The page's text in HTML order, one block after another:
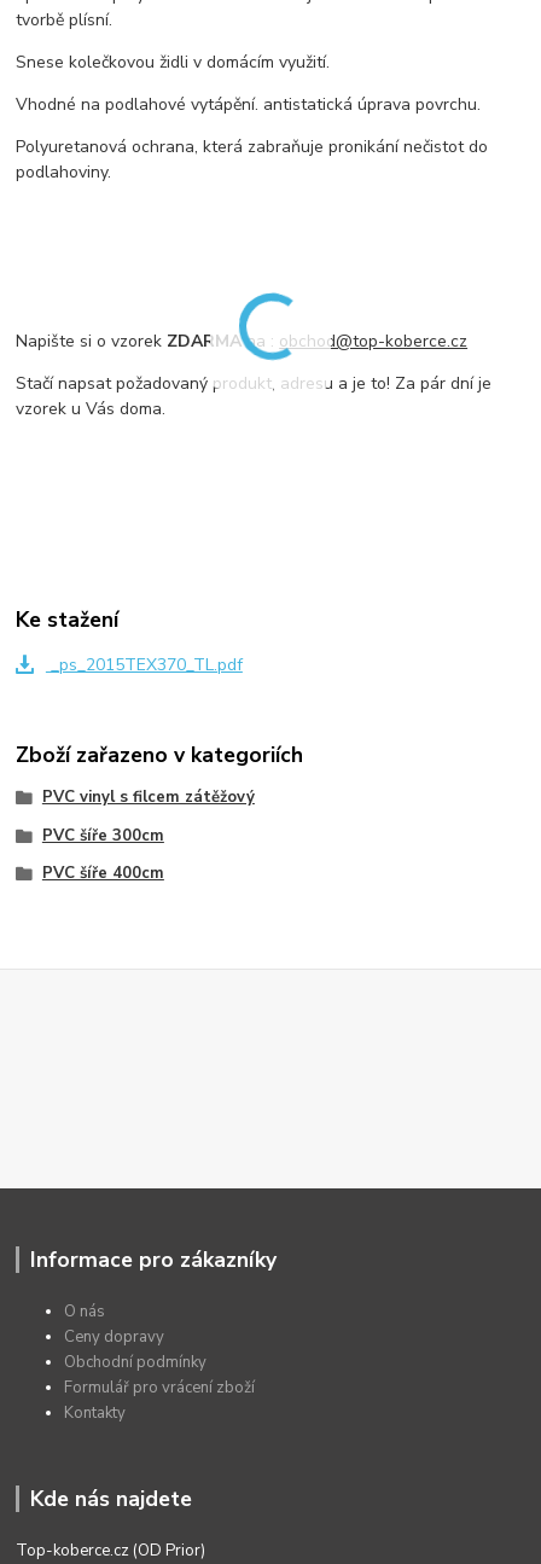
tvorbě plísní.
Snese kolečkovou židli v domácím využití.
Vhodné na podlahové vytápění. antistatická úprava povrchu.
Polyuretanová ochrana, která zabraňuje pronikání nečistot do
podlahoviny.
Napište si o vzorek ZDARMAna : obchod@top-koberce.cz
Stačí napsat požadovaný produkt, adresu a je to! Za pár dní je
vzorek u Vás doma.
Ke stažení
_ps_2015TEX370_TL.pdf
Zboží zařazeno v kategoriích
PVC vinyl s filcem zátěžový
PVC šíře 300cm
PVC šíře 400cm
Informace pro zákazníky
O nás
Ceny dopravy
Obchodní podmínky
Formulář pro vrácení zboží
Kontakty
Kde nás najdete
Top-koberce.cz (OD Prior)